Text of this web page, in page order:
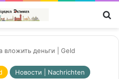
вложить деньги | Geld
Новости | Nachrichten